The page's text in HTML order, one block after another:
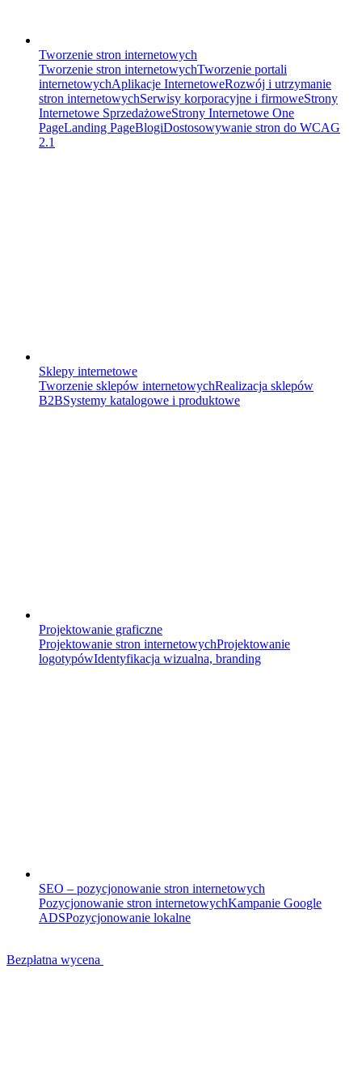
Tworzenie stron internetowych
Tworzenie stron internetowychTworzenie portali
internetowychAplikacje InternetoweRozwój i utrzymanie
stron internetowychSerwisy korporacyjne i firmoweStrony
Internetowe SprzedażoweStrony Internetowe One
PageLanding PageBlogiDostosowywanie stron do WCAG
2.1
Sklepy internetowe
Tworzenie sklepów internetowychRealizacja sklepów
B2BSystemy katalogowe i produktowe
Projektowanie graficzne
Projektowanie stron internetowychProjektowanie
logotypówIdentyfikacja wizualna, branding
SEO – pozycjonowanie stron internetowych
Pozycjonowanie stron internetowychKampanie Google
ADSPozycjonowanie lokalne
Bezpłatna wycena